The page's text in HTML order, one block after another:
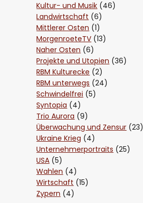
Kultur- und Musik (46)
Landwirtschaft (6)
Mittlerer Osten (1)
MorgenroeteTV (13)
Naher Osten (6)
Projekte und Utopien (36)
RBM Kulturecke (2)
RBM unterwegs (24)
Schwindelfrei (5)
Syntopia (4)
Trio Aurora (9)
Überwachung und Zensur (23)
Ukraine Krieg (4)
Unternehmerportraits (25)
USA (5)
Wahlen (4)
Wirtschaft (15)
Zypern (4)